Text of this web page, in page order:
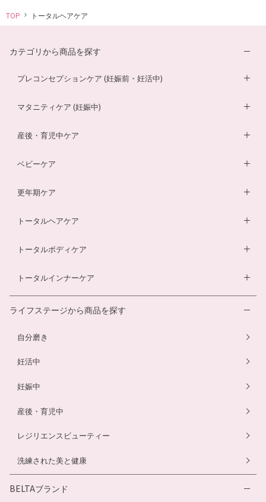
TOP トータルヘアケア
カテゴリから商品を探す
プレコンセプションケア (妊娠前・妊活中)
妊活サプリ
酵素ドリンク
温活シルク腹巻き
マタニティケア (妊娠中)
葉酸サプリ
産後・育児中ケア
DHA・EPAサプリ
ルイボスティー
離乳食サービス
幼児食サービス
骨盤ベルト
ベビーケア
ベビーオイル
更年期ケア
薬用入浴剤
トータルヘアケア
ヘアローション
ヘアカラートリートメント
トータルボディケア
ダイエットサプリ
酵素ドリンク
トータルインナーケア
ライフステージから商品を探す
自分磨き
妊活中
妊娠中
産後・育児中
レジリエンスビューティー
洗練された美と健康
BELTAブランド